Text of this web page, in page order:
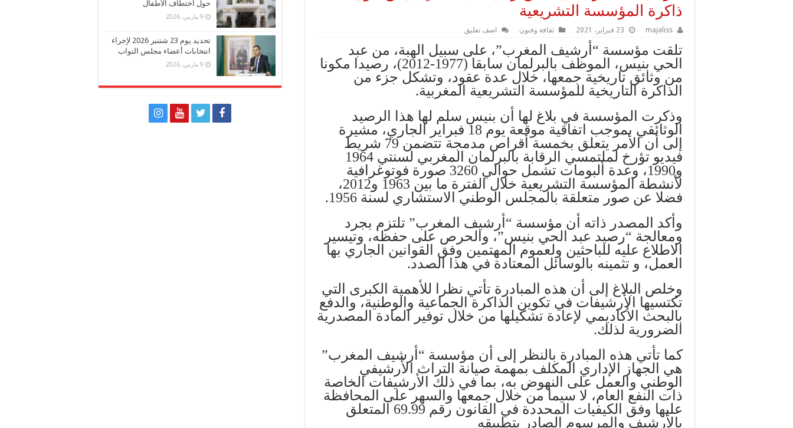
ذاكرة المؤسسة التشريعية
majaliss 23 فبراير، 2021 ثقافة وفنون اضف تعليق
تلقت مؤسسة “أرشيف المغرب”، على سبيل الهبة، من عبد
الحي بنيس، الموظف بالبرلمان سابقا (1977-2012)، رصيدا مكونا
من وثائق تاريخية جمعها، خلال عدة عقود، وتشكل جزء من
الذاكرة التاريخية للمؤسسة التشريعية المغربية.
وذكرت المؤسسة في بلاغ لها أن بنيس سلم لها هذا الرصيد
الوثائقي بموجب اتفاقية موقعة يوم 18 فبراير الجاري، مشيرة
إلى أن الأمر يتعلق بخمسة أقراص مدمجة تتضمن 79 شريط
فيديو تؤرخ لملتمسي الرقابة بالبرلمان المغربي لسنتي 1964
و1990، وعدة ألبومات تشمل حوالي 3260 صورة فوتوغرافية
لأنشطة المؤسسة التشريعية خلال الفترة ما بين 1963 و2012،
فضلا عن صور متعلقة بالمجلس الوطني الاستشاري لسنة 1956.
وأكد المصدر ذاته أن مؤسسة “أرشيف المغرب” تلتزم بجرد
ومعالجة “رصيد عبد الحي بنيس”، والحرص على حفظه، وتيسير
الاطلاع عليه للباحثين ولعموم المهتمين وفق القوانين الجاري بها
العمل، و تثمينه بالوسائل المعتادة في هذا الصدد.
وخلص البلاغ إلى أن هذه المبادرة تأتي نظرا للأهمية الكبرى التي
تكتسيها الأرشيفات في تكوين الذاكرة الجماعية والوطنية، والدفع
بالبحث الأكاديمي لإعادة تشكيلها من خلال توفير المادة المصدرية
الضرورية لذلك.
كما تأتي هذه المبادرة بالنظر إلى أن مؤسسة “أرشيف المغرب”
هي الجهاز الإداري المكلف بمهمة صيانة التراث الأرشيفي
الوطني والعمل على النهوض به، بما في ذلك الأرشيفات الخاصة
ذات النفع العام، لا سيما من خلال جمعها والسهر على المحافظة
عليها وفق الكيفيات المحددة في القانون رقم 69.99 المتعلق
بالأرشيف والمرسوم الصادر بتطبيقه
حول اختطاف الأطفال
9 مارس، 2026
تحديد يوم 23 شتنبر 2026 لإجراء
انتخابات أعضاء مجلس النواب
9 مارس، 2026